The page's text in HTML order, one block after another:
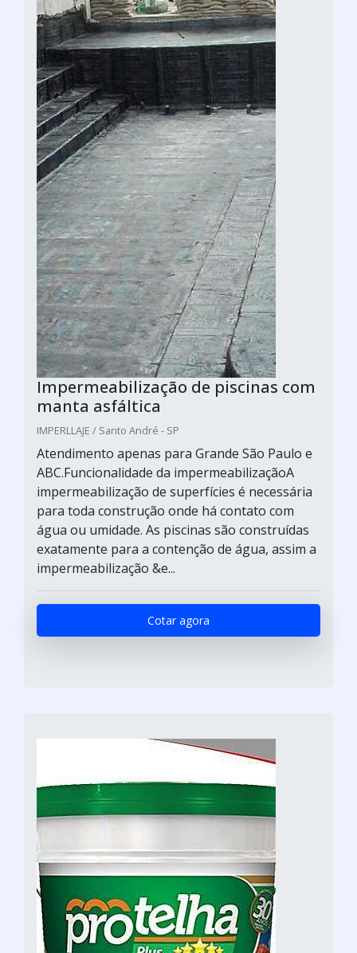
Impermeabilização de piscinas com
manta asfáltica
IMPERLLAJE / Santo André - SP
Atendimento apenas para Grande São Paulo e
ABC.Funcionalidade da impermeabilizaçãoA
impermeabilização de superfícies é necessária
para toda construção onde há contato com
água ou umidade. As piscinas são construídas
exatamente para a contenção de água, assim a
impermeabilização &e...
Cotar agora